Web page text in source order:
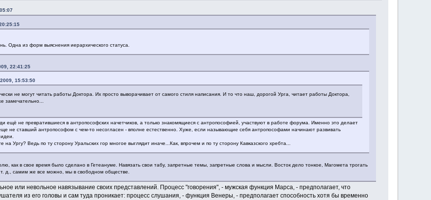
Одна из форм выяснения иерархического статуса.
22:41:25
15:53:50
не могут читать работы Доктора. Их просто выворачивает от самого стиля написания. И то что наш, дорогой Урга, читает работы Доктора,
замечательно...
ещё не превратившиеся в антропософских начетчиков, а только знакомящиеся с антропософией, участвуют в работе форума. Именно это делает
не ставший антропософом с чем-то несогласен - вполне естественно. Хуже, если называющие себя антропософами начинают развивать
на Ургу? Ведь по ту сторону Уральских гор многое выглядит иначе...Как, впрочем и по ту сторону Кавказского хребта...
как в свое время было сделано в Гетеануме. Навязать свои табу, запретные темы, запретные слова и мысли. Восток дело тонкое, Магомета трогать
д., самим же все можно, мы в свободном обществе.
или невольное навязывание своих представлений. Процесс "говорения", - мужская функция Марса, - предполагает, что
из его головы и сам туда проникает: процесс слушания, - функция Венеры, - предполагает способность хотя бы временно